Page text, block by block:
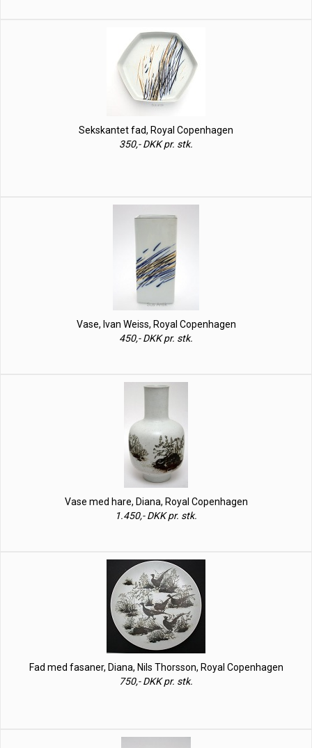
Sekskantet fad, Royal Copenhagen
350,- DKK pr. stk.
Vase, Ivan Weiss, Royal Copenhagen
450,- DKK pr. stk.
Vase med hare, Diana, Royal Copenhagen
1.450,- DKK pr. stk.
Fad med fasaner, Diana, Nils Thorsson, Royal Copenhagen
750,- DKK pr. stk.